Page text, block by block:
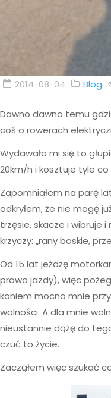
2014-08-04 Blog
Dawno dawno temu
coś o rowerach
Wydawało mi się to
20km/h i kosztuje tyle
Zapomniałem na parę
odkryłem, że nie mogę
trzęsie, skacze i wibruje
krzyczy: „rany boskie,
Od 15 lat jeżdżę
prawa jazdy), więc
koniem mocno mnie
wolności. A dla mnie
nieustannie dążę do
czuć to życie.
Zacząłem więc szukać